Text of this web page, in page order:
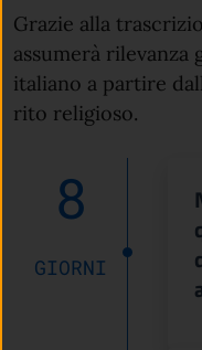
Grazie alla
assumerà
italiano a partire
rito religioso.
8
GIORNI